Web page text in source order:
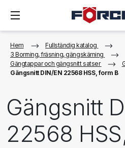
Hem
Fullständig katalog
3 Borrning, fräsning, gängskärning
Gängtappar och gängsnitt satser
Gängsnitt DIN/EN 22568 HSS, form B
Gängsnitt
22568